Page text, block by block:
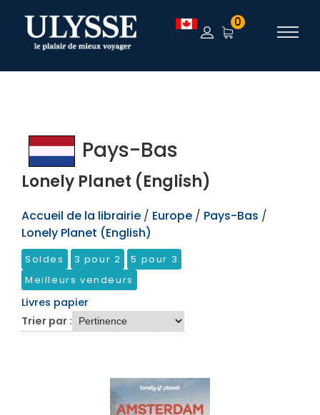
TEST 0
Pays-Bas
Lonely Planet (English)
Accueil de la librairie / Europe / Pays-Bas /
Lonely Planet (English)
Soldes 3 pour 2
5 pour 3
Meilleurs vendeurs
Livres papier
Trier par :